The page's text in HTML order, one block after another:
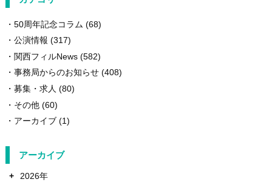
50周年記念コラム (68)
公演情報 (317)
関西フィルNews(582)
事務局からのお知らせ(408)
募集・求人 (80)
その他(60)
アーカイブ(1)
アーカイブ
+
2026年